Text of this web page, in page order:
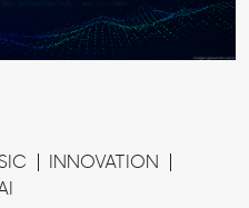
INNOVATION